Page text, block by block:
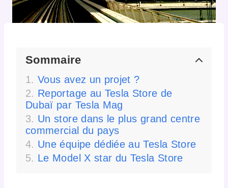
Sommaire
Vous avez un projet ?
Reportage au Tesla Store de
Dubaï par Tesla Mag
Un store dans le plus grand centre
commercial du pays
Une équipe dédiée au Tesla Store
Le Model X star du Tesla Store